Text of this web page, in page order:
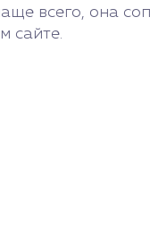
всего, она
сайте.